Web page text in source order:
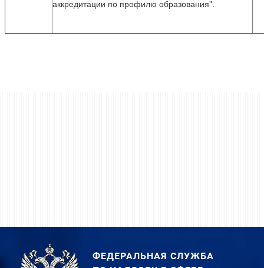
аккредитации по профилю образования".
ФЕДЕРАЛЬНАЯ СЛУЖБА